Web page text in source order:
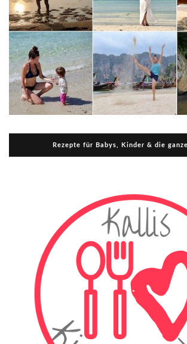
Rezepte für Babys, Kinder & die